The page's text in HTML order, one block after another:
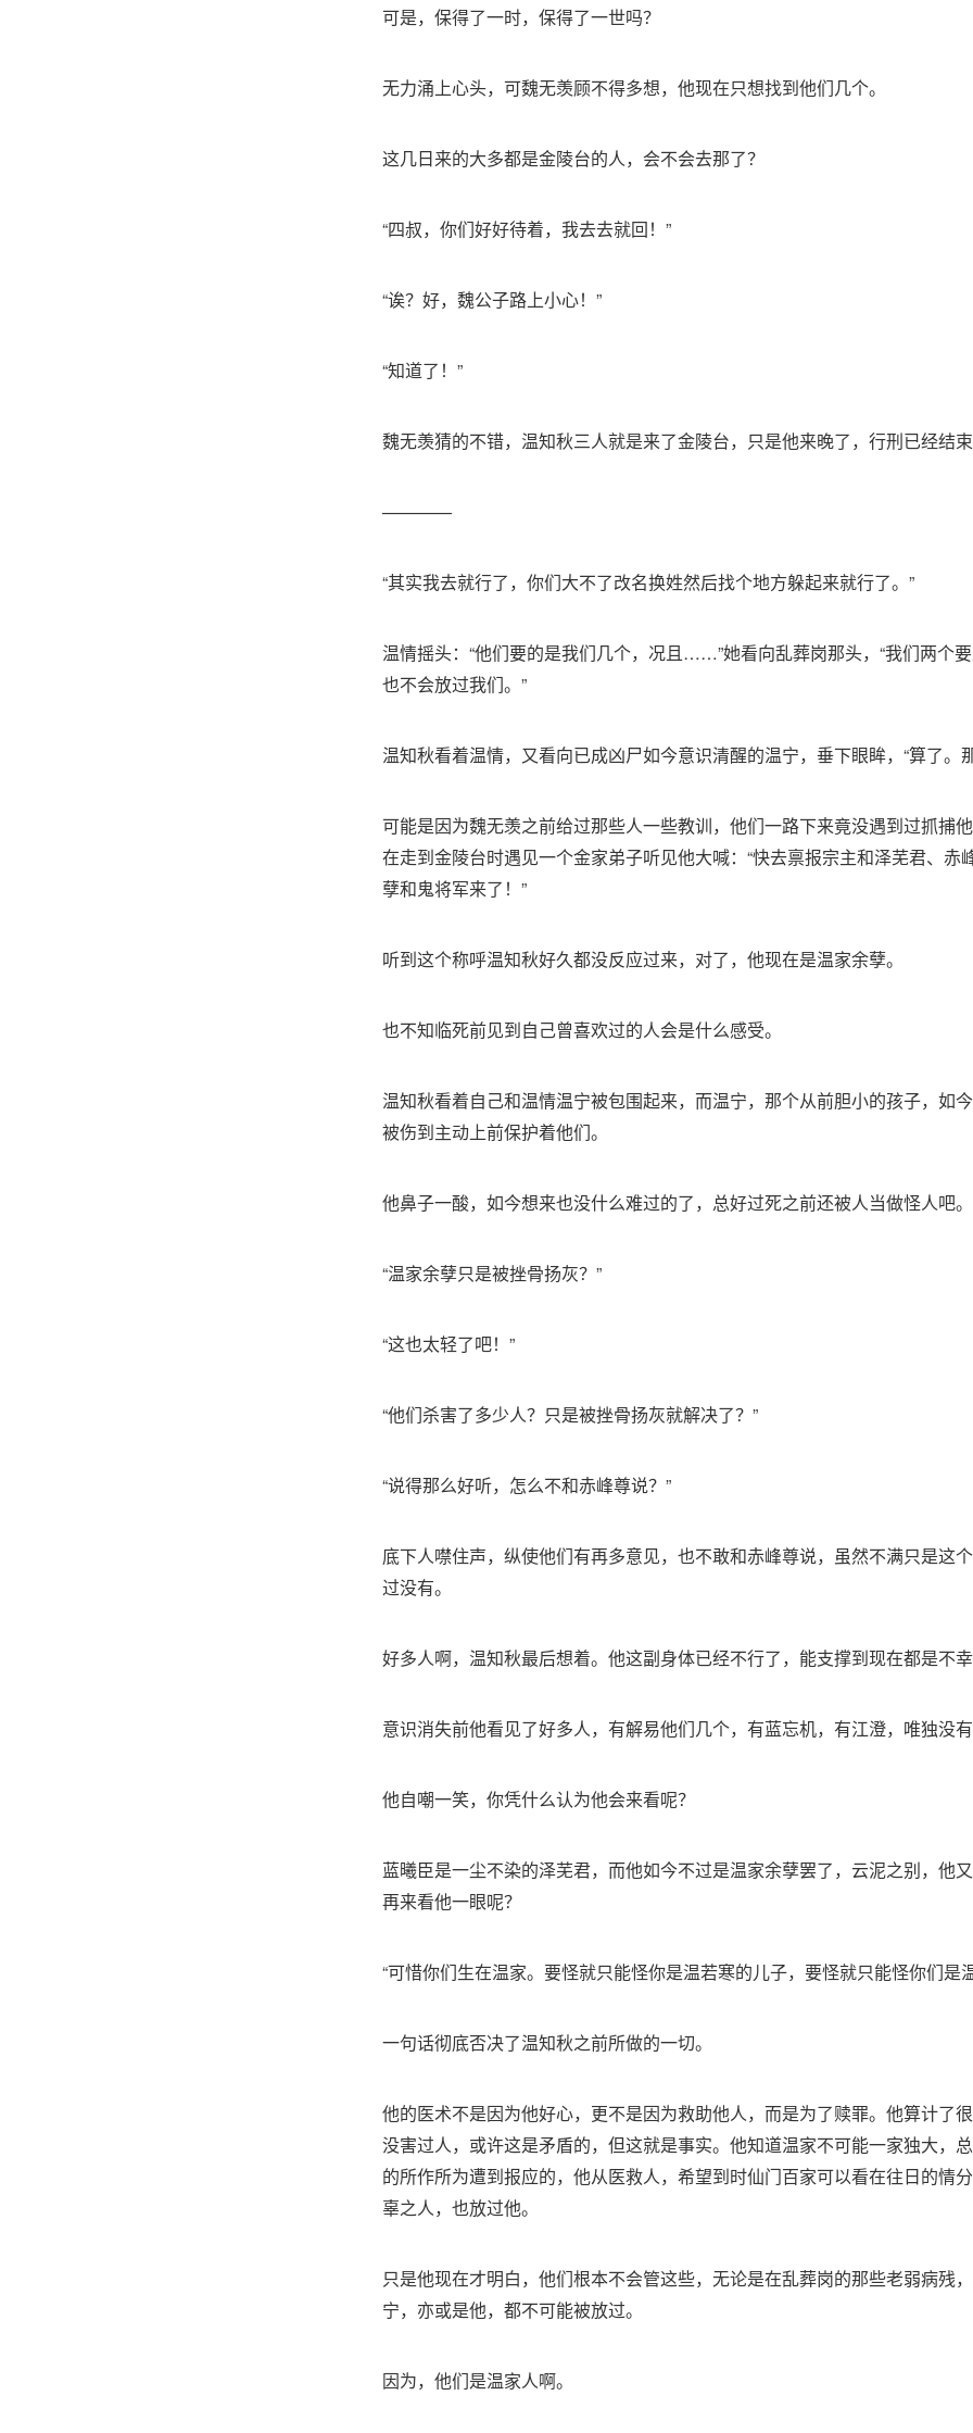
可是，保得了一时，保得了一世吗？
无力涌上心头，可魏无羡顾不得多想，他现在只想找到他们几个。
这几日来的大多都是金陵台的人，会不会去那了？
“四叔，你们好好待着，我去去就回！”
“诶？好，魏公子路上小心！”
“知道了！”
魏无羡猜的不错，温知秋三人就是来了金陵台，只是他来晚了，行刑已经
————
“其实我去就行了，你们大不了改名换姓然后找个地方躲起来就行了。”
温情摇头：“他们要的是我们几个，况且……”她看向乱葬岗那头，“我们两个
也不会放过我们。”
温知秋看着温情，又看向已成凶尸如今意识清醒的温宁，垂下眼眸，“算了。
可能是因为魏无羡之前给过那些人一些教训，他们一路下来竟没遇到过抓捕
在走到金陵台时遇见一个金家弟子听见他大喊：“快去禀报宗主和泽芜君、赤
孽和鬼将军来了！”
听到这个称呼温知秋好久都没反应过来，对了，他现在是温家余孽。
也不知临死前见到自己曾喜欢过的人会是什么感受。
温知秋看着自己和温情温宁被包围起来，而温宁，那个从前胆小的孩子，如
被伤到主动上前保护着他们。
他鼻子一酸，如今想来也没什么难过的了，总好过死之前还被人当做怪人吧。
“温家余孽只是被挫骨扬灰？”
“这也太轻了吧！”
“他们杀害了多少人？只是被挫骨扬灰就解决了？”
“说得那么好听，怎么不和赤峰尊说？”
底下人噤住声，纵使他们有再多意见，也不敢和赤峰尊说，虽然不满只是这
过没有。
好多人啊，温知秋最后想着。他这副身体已经不行了，能支撑到现在都是不
意识消失前他看见了好多人，有解易他们几个，有蓝忘机，有江澄，唯独没
他自嘲一笑，你凭什么认为他会来看呢？
蓝曦臣是一尘不染的泽芜君，而他如今不过是温家余孽罢了，云泥之别，他
再来看他一眼呢？
“可惜你们生在温家。要怪就只能怪你是温若寒的儿子，要怪就只能怪你们是
一句话彻底否决了温知秋之前所做的一切。
他的医术不是因为他好心，更不是因为救助他人，而是为了赎罪。他算计了
没害过人，或许这是矛盾的，但这就是事实。他知道温家不可能一家独大，
的所作所为遭到报应的，他从医救人，希望到时仙门百家可以看在往日的情
辜之人，也放过他。
只是他现在才明白，他们根本不会管这些，无论是在乱葬岗的那些老弱病残
宁，亦或是他，都不可能被放过。
因为，他们是温家人啊。